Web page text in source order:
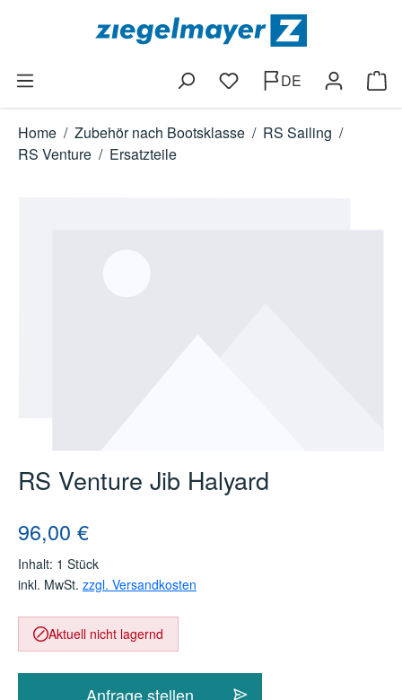
Zum Hauptinhalt springen
Du hast 0 Produkte auf
DE
Home / Zubehör nach Bootsklasse / RS Sailing /
RS Venture / Ersatzteile
RS Venture Jib Halyard
Regulärer Preis:
96,00 €
Inhalt: 1 Stück
inkl. MwSt. zzgl. Versandkosten
Aktuell nicht lagernd
Anfrage stellen